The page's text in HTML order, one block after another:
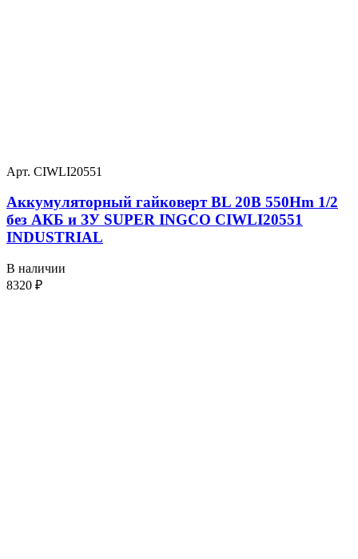
Арт. CIWLI20551
Аккумуляторный гайковерт BL 20В 550Hm 1/2
без АКБ и ЗУ SUPER INGCO CIWLI20551
INDUSTRIAL
В наличии
8320 ₽